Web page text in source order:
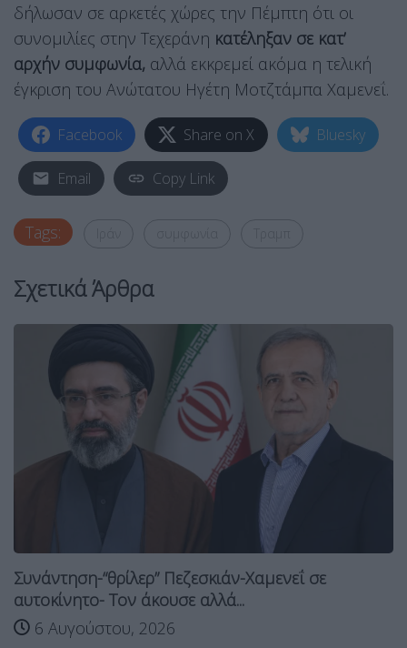
δήλωσαν σε αρκετές χώρες την Πέμπτη ότι οι
συνομιλίες στην Τεχεράνη κατέληξαν σε κατ’
αρχήν συμφωνία, αλλά εκκρεμεί ακόμα η τελική
έγκριση του Ανώτατου Ηγέτη Μοτζτάμπα Χαμενεΐ.
Facebook Share on X Bluesky
Email Copy Link
Tags:
Σχετικά Άρθρα
Συνάντηση-“θρίλερ” Πεζεσκιάν-Χαμενεΐ σε
αυτοκίνητο- Τον άκουσε αλλά...
6 Αυγούστου, 2026